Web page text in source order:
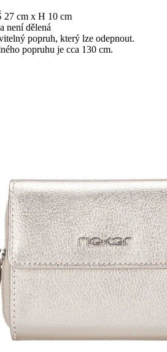
27 cm x H 10 cm
není dělená
popruh, který lze odepnout.
popruhu je cca 130 cm.